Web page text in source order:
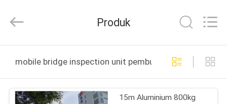
PRODUK
PURPOSE
VEHICLE
Rights
Produk
mobile bridge inspection unit pembuatan online
15m Aluminium 800kg